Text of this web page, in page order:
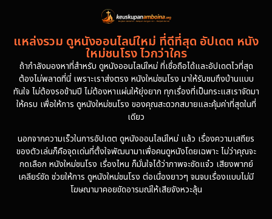
แหล่งรวม ดูหนังออนไลน์ใหม่ ที่ดีที่สุด อัปเดต หนัง
ใหม่ชนโรง ไวกว่าใคร
ถ้ากำลังมองหาที่สำหรับ ดูหนังออนไลน์ใหม่ ที่เชื่อถือได้และอัปเดตไวที่สุด
ต้องไม่พลาดที่นี่ เพราะเราส่งตรง หนังใหม่ชนโรง มาให้รับชมถึงบ้านแบบ
ทันใจ ไม่ต้องรอข้ามปี ไม่ต้องหาแผ่นให้ยุ่งยาก ทุกเรื่องที่เป็นกระแสเราจัดมา
ให้ครบ เพื่อให้การ ดูหนังใหม่ชนโรง ของคุณสะดวกสบายและคุ้มค่าที่สุดในที่
เดียว
นอกจากความเร็วในการอัปเดต ดูหนังออนไลน์ใหม่ แล้ว เรื่องความเสถียร
ของตัวเล่นก็คือจุดเด่นที่ตั้งใจพัฒนามาเพื่อคนดูหนังโดยเฉพาะ ไม่ว่าคุณจะ
กดเลือก หนังใหม่ชนโรง เรื่องไหน ก็มั่นใจได้ว่าภาพจะชัดแจ๋ว เสียงพากย์
เคลียร์ชัด ช่วยให้การ ดูหนังใหม่ชนโรง ต่อเนื่องยาวๆ จนจบเรื่องแบบไม่มี
โฆษณามาคอยขัดอารมณ์ให้เสียจังหวะลุ้น